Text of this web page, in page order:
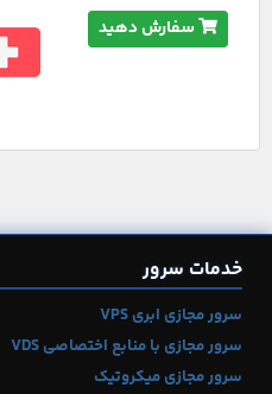
سفارش دهید
خدمات سرور
سرور مجازی ابری VPS
سرور مجازی با منابع اختصاصی VDS
سرور مجازی میکروتیک